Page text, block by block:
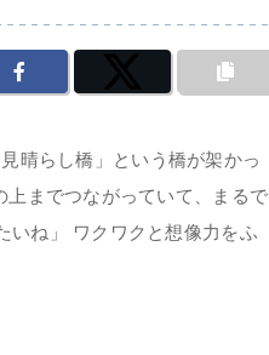
晴らし橋」という橋が架かっ
までつながっていて、まるで
いね」 ワクワクと想像力をふ